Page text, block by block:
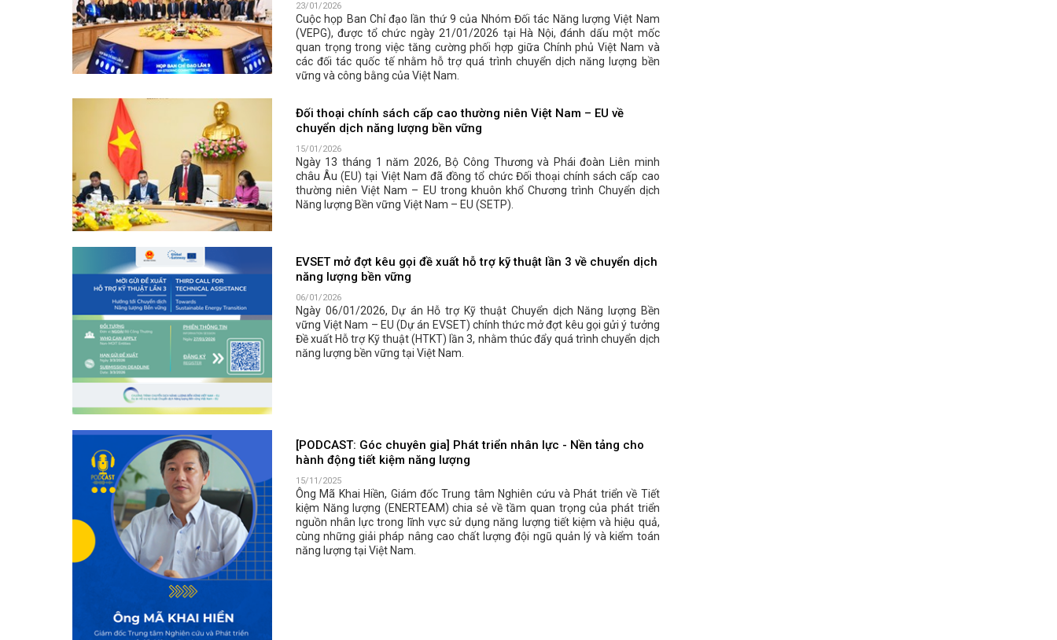
23/01/2026
Cuộc họp Ban Chỉ đạo lần thứ 9 của Nhóm Đối tác Năng lượng Việt Nam
(VEPG), được tổ chức ngày 21/01/2026 tại Hà Nội, đánh dấu một mốc
quan trọng trong việc tăng cường phối hợp giữa Chính phủ Việt Nam và
các đối tác quốc tế nhằm hỗ trợ quá trình chuyển dịch năng lượng bền
vững và công bằng của Việt Nam.
Đối thoại chính sách cấp cao thường niên Việt Nam – EU về
chuyển dịch năng lượng bền vững
15/01/2026
Ngày 13 tháng 1 năm 2026, Bộ Công Thương và Phái đoàn Liên minh
châu Âu (EU) tại Việt Nam đã đồng tổ chức Đối thoại chính sách cấp cao
thường niên Việt Nam – EU trong khuôn khổ Chương trình Chuyển dịch
Năng lượng Bền vững Việt Nam – EU (SETP).
EVSET mở đợt kêu gọi đề xuất hỗ trợ kỹ thuật lần 3 về chuyển dịch
năng lượng bền vững
06/01/2026
Ngày 06/01/2026, Dự án Hỗ trợ Kỹ thuật Chuyển dịch Năng lượng Bền
vững Việt Nam – EU (Dự án EVSET) chính thức mở đợt kêu gọi gửi ý tưởng
Đề xuất Hỗ trợ Kỹ thuật (HTKT) lần 3, nhằm thúc đẩy quá trình chuyển dịch
năng lượng bền vững tại Việt Nam.
[PODCAST: Góc chuyên gia] Phát triển nhân lực - Nền tảng cho
hành động tiết kiệm năng lượng
15/11/2025
Ông Mã Khai Hiền, Giám đốc Trung tâm Nghiên cứu và Phát triển về Tiết
kiệm Năng lượng (ENERTEAM) chia sẻ về tầm quan trọng của phát triển
nguồn nhân lực trong lĩnh vực sử dụng năng lượng tiết kiệm và hiệu quả,
cùng những giải pháp nâng cao chất lượng đội ngũ quản lý và kiểm toán
năng lượng tại Việt Nam.